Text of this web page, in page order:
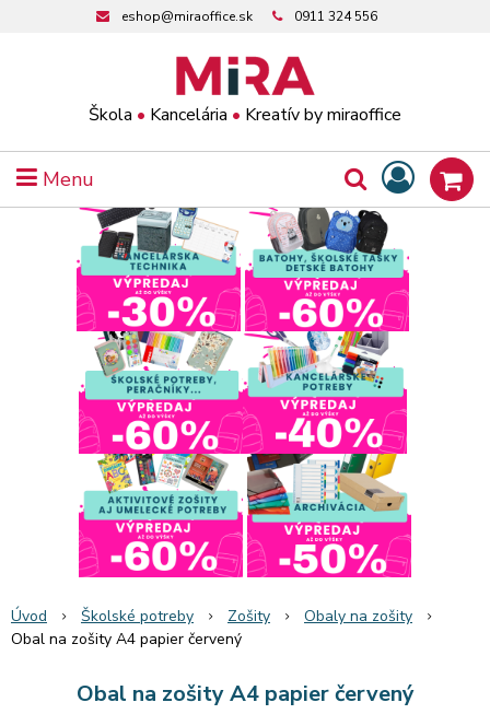
Škola • Kancelária • Kreatív by miraoffice
eshop@miraoffice.sk 0911 324 556
Menu
Úvod Školské potreby Zošity
Obaly na zošity
Obal na zošity A4 papier červený
Obal na zošity A4 papier červený